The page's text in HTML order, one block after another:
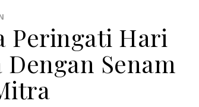
Peringati Hari
Senam